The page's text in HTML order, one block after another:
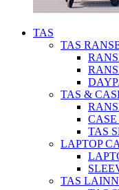
TAS
TAS
TAS &
TAS
LAPTOP
TAS